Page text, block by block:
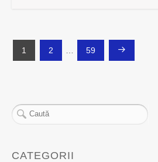
Paginație
1 2 59
CATEGORII